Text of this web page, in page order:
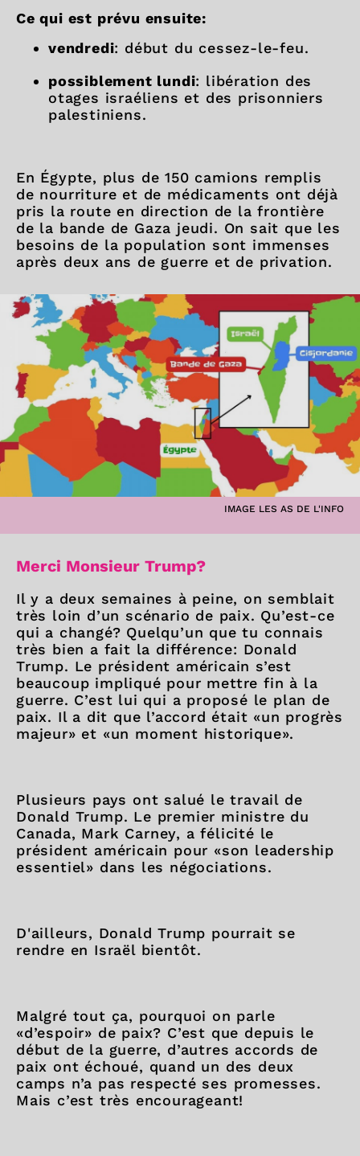
Ce qui est prévu ensuite:
vendredi: début du cessez-le-feu.
possiblement lundi: libération des
otages israéliens et des prisonniers
palestiniens.
En Égypte, plus de 150 camions remplis
de nourriture et de médicaments ont déjà
pris la route en direction de la frontière
de la bande de Gaza jeudi. On sait que les
besoins de la population sont immenses
après deux ans de guerre et de privation.
IMAGE LES AS DE L'INFO
Merci Monsieur Trump?
Il y a deux semaines à peine, on semblait
très loin d’un scénario de paix. Qu’est-ce
qui a changé? Quelqu’un que tu connais
très bien a fait la différence: Donald
Trump. Le président américain s’est
beaucoup impliqué pour mettre fin à la
guerre. C’est lui qui a proposé le plan de
paix. Il a dit que l’accord était «un progrès
majeur» et «un moment historique».
Plusieurs pays ont salué le travail de
Donald Trump. Le premier ministre du
Canada, Mark Carney, a félicité le
président américain pour «son leadership
essentiel» dans les négociations.
D'ailleurs, Donald Trump pourrait se
rendre en Israël bientôt.
Malgré tout ça, pourquoi on parle
«d’espoir» de paix? C’est que depuis le
début de la guerre, d’autres accords de
paix ont échoué, quand un des deux
camps n’a pas respecté ses promesses.
Mais c’est très encourageant!